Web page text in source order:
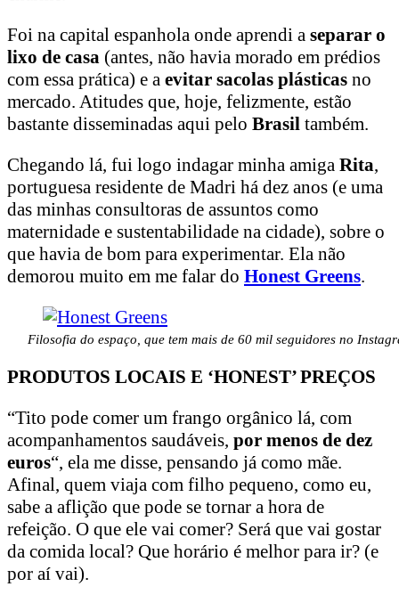
Foi na capital espanhola onde aprendi a separar o
lixo de casa (antes, não havia morado em prédios
com essa prática) e a evitar sacolas plásticas no
mercado. Atitudes que, hoje, felizmente, estão
bastante disseminadas aqui pelo Brasil também.
Chegando lá, fui logo indagar minha amiga Rita,
portuguesa residente de Madri há dez anos (e uma
das minhas consultoras de assuntos como
maternidade e sustentabilidade na cidade), sobre o
que havia de bom para experimentar. Ela não
demorou muito em me falar do Honest Greens.
Filosofia do espaço, que tem mais de 60 mil seguidores no
PRODUTOS LOCAIS E ‘HONEST’ PREÇOS
“Tito pode comer um frango orgânico lá, com
acompanhamentos saudáveis, por menos de dez
euros“, ela me disse, pensando já como mãe.
Afinal, quem viaja com filho pequeno, como eu,
sabe a aflição que pode se tornar a hora de
refeição. O que ele vai comer? Será que vai gostar
da comida local? Que horário é melhor para ir? (e
por aí vai).